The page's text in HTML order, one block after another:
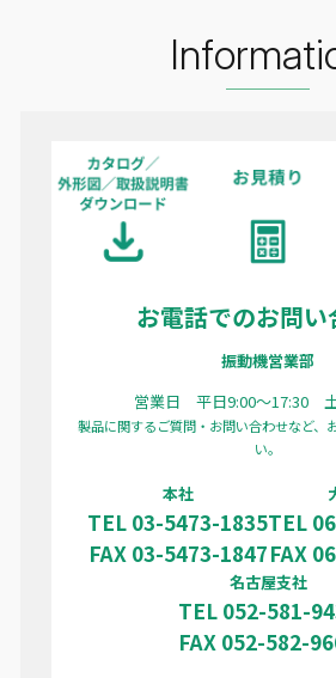
お電話でのお問い
振動機営業部
営業日 平日9:00〜17:30
製品に関するご質問・お問い合わせなど、
い。
本社
TEL 03-5473-1835
FAX 03-5473-1847
TEL
FAX
名古屋支社
TEL 052-581-
FAX 052-582-